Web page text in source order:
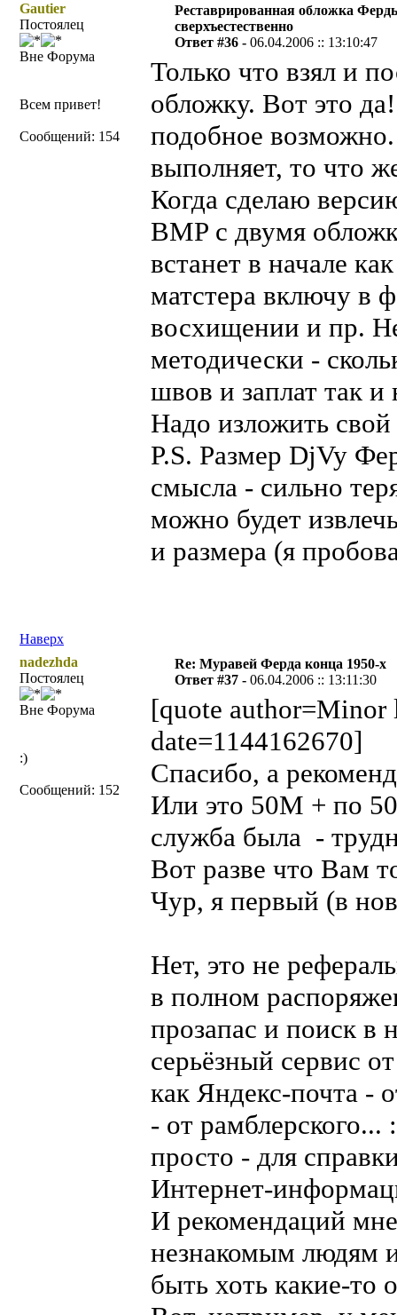
Gautier
Постоялец
Вне Форума
Всем привет!
Сообщений: 154
Реставрированная обложка
сверхъестественно
Ответ #36 -06.04.2006 :: 13:10:47
Только что взял и
обложку. Вот это
подобное
выполняет, то что
Когда сделаю
BMP с двумя
встанет в начале
матстера включу в
восхищении и пр.
методически -
швов и заплат так
Надо изложить
P.S. Размер DjVy
смысла - сильно
можно будет
и размера (я
Наверх
nadezhda
Постоялец
Вне Форума
:)
Сообщений: 152
Re: Муравей Ферда конца 1950-х
Ответ #37 -06.04.2006 :: 13:11:30
[quote
date=1144162670]
Спасибо, а
Или это 50М + по
служба была -
Вот разве что Вам
Чур, я первый (в
Нет, это не
в полном
прозапас и поиск в
серьёзный сервис
как Яндекс-почта -
- от
просто - для
Интернет-
И рекомендаций
незнакомым людям
быть хоть какие-то